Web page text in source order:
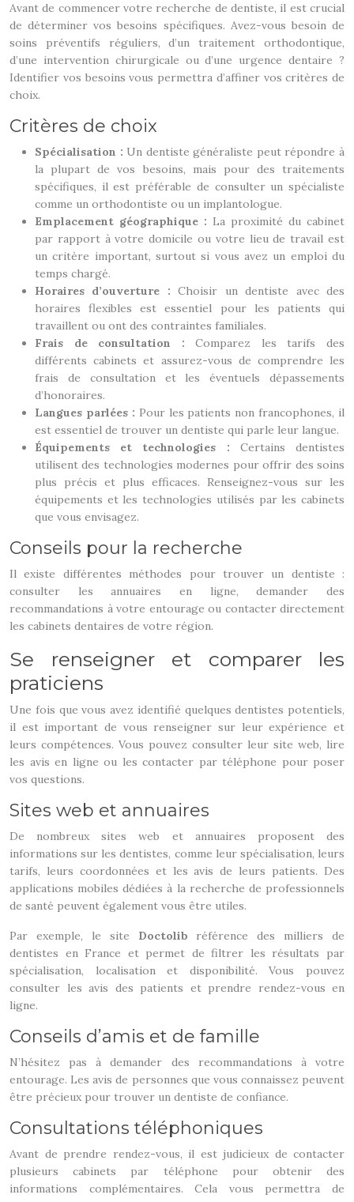
Avant de commencer votre recherche de dentiste, il est crucial
de déterminer vos besoins spécifiques. Avez-vous besoin de
soins préventifs réguliers, d’un traitement orthodontique,
d’une intervention chirurgicale ou d’une urgence dentaire ?
Identifier vos besoins vous permettra d’affiner vos critères de
choix.
Critères de choix
Spécialisation : Un dentiste généraliste peut répondre à
la plupart de vos besoins, mais pour des traitements
spécifiques, il est préférable de consulter un spécialiste
comme un orthodontiste ou un implantologue.
Emplacement géographique : La proximité du cabinet
par rapport à votre domicile ou votre lieu de travail est
un critère important, surtout si vous avez un emploi du
temps chargé.
Horaires d’ouverture :Choisir un dentiste avec des
horaires flexibles est essentiel pour les patients qui
travaillent ou ont des contraintes familiales.
Frais de consultation :Comparez les tarifs des
différents cabinets et assurez-vous de comprendre les
frais de consultation et les éventuels dépassements
d’honoraires.
Langues parlées : Pour les patients non francophones, il
est essentiel de trouver un dentiste qui parle leur langue.
Équipements et technologies : Certains dentistes
utilisent des technologies modernes pour offrir des soins
plus précis et plus efficaces. Renseignez-vous sur les
équipements et les technologies utilisés par les cabinets
que vous envisagez.
Conseils pour la recherche
Il existe différentes méthodes pour trouver un dentiste :
consulter les annuaires en ligne, demander des
recommandations à votre entourage ou contacter directement
les cabinets dentaires de votre région.
Se renseigner et comparer les
praticiens
Une fois que vous avez identifié quelques dentistes potentiels,
il est important de vous renseigner sur leur expérience et
leurs compétences. Vous pouvez consulter leur site web, lire
les avis en ligne ou les contacter par téléphone pour poser
vos questions.
Sites web et annuaires
De nombreux sites web et annuaires proposent des
informations sur les dentistes, comme leur spécialisation, leurs
tarifs, leurs coordonnées et les avis de leurs patients. Des
applications mobiles dédiées à la recherche de professionnels
de santé peuvent également vous être utiles.
Par exemple, le site Doctolib référence des milliers de
dentistes en France et permet de filtrer les résultats par
spécialisation, localisation et disponibilité. Vous pouvez
consulter les avis des patients et prendre rendez-vous en
ligne.
Conseils d’amis et de famille
N’hésitez pas à demander des recommandations à votre
entourage. Les avis de personnes que vous connaissez peuvent
être précieux pour trouver un dentiste de confiance.
Consultations téléphoniques
Avant de prendre rendez-vous, il est judicieux de contacter
plusieurs cabinets par téléphone pour obtenir des
informations complémentaires. Cela vous permettra de